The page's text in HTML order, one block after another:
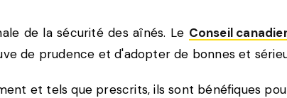
de la sécurité des aînés. Le Conseil
de prudence et d'adopter de bonnes et
et tels que prescrits, ils sont bénéfiques